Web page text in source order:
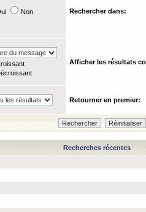
Non Rechercher dans:
Afficher les résultats
Retourner en premier:
Recherches récentes